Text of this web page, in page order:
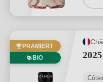
PRÄMIERT
BIO